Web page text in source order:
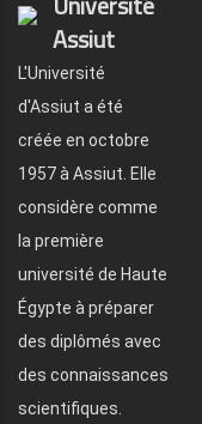
Assiut
L'Université
d'Assiut a été
créée en octobre
1957 à Assiut. Elle
considère comme
la première
université de Haute
Égypte à préparer
des diplômés avec
des connaissances
scientifiques.